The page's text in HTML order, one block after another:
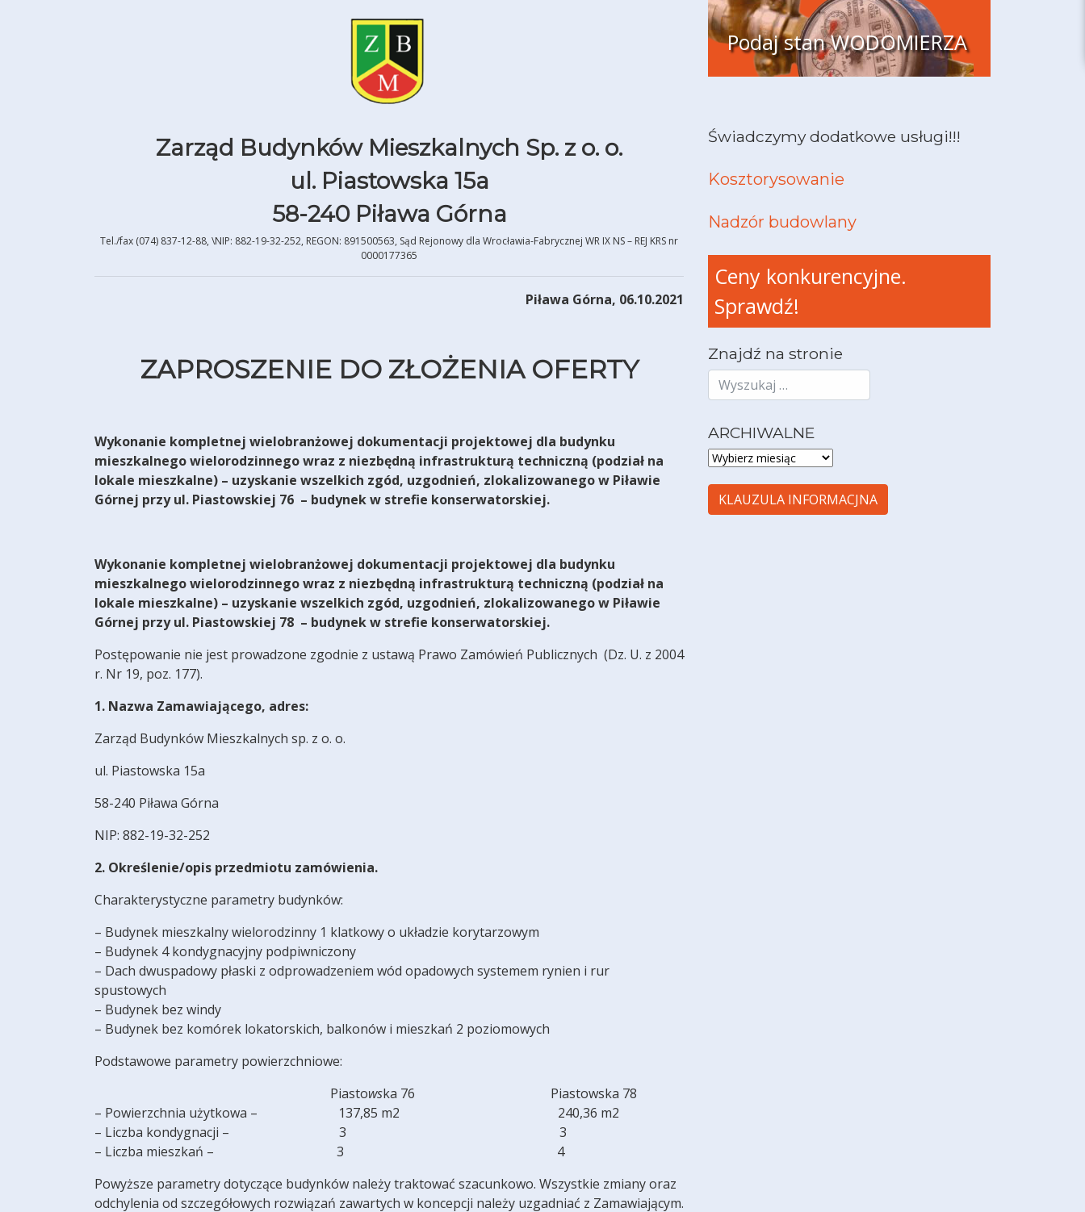
Zarząd Budynków Mieszkalnych Sp. z o. o.
ul. Piastowska 15a
58-240 Piława Górna
Tel./fax (074) 837-12-88, \NIP: 882-19-32-252, REGON: 891500563, Sąd Rejonowy dla Wrocławia-Fabrycznej WR IX NS – REJ KRS nr
0000177365
Piława Górna, 06.10.2021
ZAPROSZENIE DO ZŁOŻENIA OFERTY
Wykonanie kompletnej wielobranżowej dokumentacji projektowej dla budynku
mieszkalnego wielorodzinnego wraz z niezbędną infrastrukturą techniczną (podział na
lokale mieszkalne) – uzyskanie wszelkich zgód, uzgodnień, zlokalizowanego w Piławie
Górnej przy ul. Piastowskiej 76 – budynek w strefie konserwatorskiej.
Wykonanie kompletnej wielobranżowej dokumentacji projektowej dla budynku
mieszkalnego wielorodzinnego wraz z niezbędną infrastrukturą techniczną (podział na
lokale mieszkalne) – uzyskanie wszelkich zgód, uzgodnień, zlokalizowanego w Piławie
Górnej przy ul. Piastowskiej 78 – budynek w strefie konserwatorskiej.
Postępowanie nie jest prowadzone zgodnie z ustawą Prawo Zamówień Publicznych (Dz. U. z 2004
r. Nr 19, poz. 177).
1. Nazwa Zamawiającego, adres:
Zarząd Budynków Mieszkalnych sp. z o. o.
ul. Piastowska 15a
58-240 Piława Górna
NIP: 882-19-32-252
2. Określenie/opis przedmiotu zamówienia.
Charakterystyczne parametry budynków:
– Budynek mieszkalny wielorodzinny 1 klatkowy o układzie korytarzowym
– Budynek 4 kondygnacyjny podpiwniczony
– Dach dwuspadowy płaski z odprowadzeniem wód opadowych systemem rynien i rur
spustowych
– Budynek bez windy
– Budynek bez komórek lokatorskich, balkonów i mieszkań 2 poziomowych
Podstawowe parametry powierzchniowe:
Piastowska 76 Piastowska 78
– Powierzchnia użytkowa – 137,85 m2 240,36 m2
– Liczba kondygnacji – 3 3
– Liczba mieszkań – 3 4
Powyższe parametry dotyczące budynków należy traktować szacunkowo. Wszystkie zmiany oraz
odchylenia od szczegółowych rozwiązań zawartych w koncepcji należy uzgadniać z Zamawiającym.
Podaj stan WODOMIERZA
Świadczymy dodatkowe usługi!!!
Kosztorysowanie
Nadzór budowlany
Ceny konkurencyjne.
Sprawdź!
Znajdź na stronie
ARCHIWALNE
ARCHIWALNE
KLAUZULA INFORMACJNA